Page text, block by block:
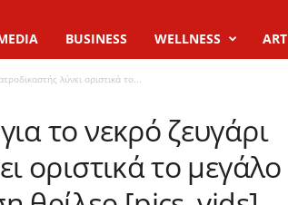
BUSINESS WELLNESS ART
λύνει οριστικά το...
το νεκρό ζευγάρι
οριστικά το μεγάλο